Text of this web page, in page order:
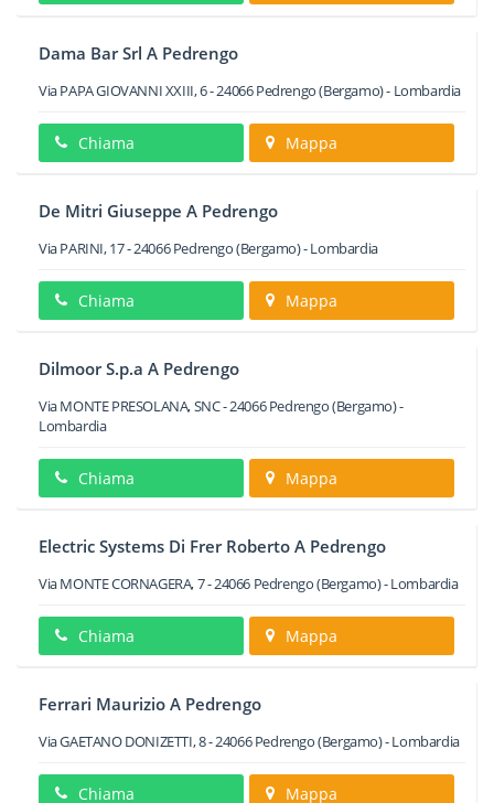
Dama Bar Srl A Pedrengo
Via PAPA GIOVANNI XXIII, 6-24066Pedrengo(Bergamo) - Lombardia
Chiama Mappa
De Mitri Giuseppe A Pedrengo
Via PARINI, 17-24066 Pedrengo(Bergamo) -Lombardia
Chiama Mappa
Dilmoor S.p.a A Pedrengo
Via MONTE PRESOLANA, SNC-24066 Pedrengo(Bergamo) -
Lombardia
Chiama Mappa
Electric Systems Di Frer Roberto A Pedrengo
Via MONTE CORNAGERA, 7-24066 Pedrengo(Bergamo) -Lombardia
Chiama Mappa
Ferrari Maurizio A Pedrengo
Via GAETANO DONIZETTI, 8-24066 Pedrengo(Bergamo) -Lombardia
Chiama Mappa